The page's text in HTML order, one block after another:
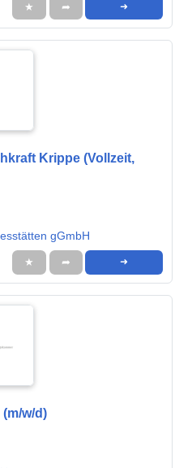
★ ➦ ➜
Krippe (Vollzeit,
gGmbH
★ ➦ ➜
w/d)